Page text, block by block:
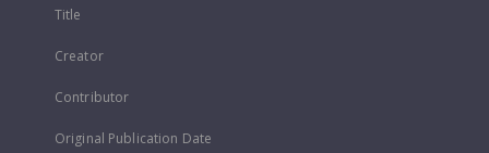
Title
Creator
Contributor
Original Publication Date